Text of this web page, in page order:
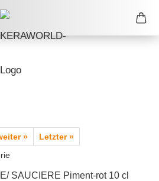
»
Letzter »
SAUCIERE Piment-rot 10 cl